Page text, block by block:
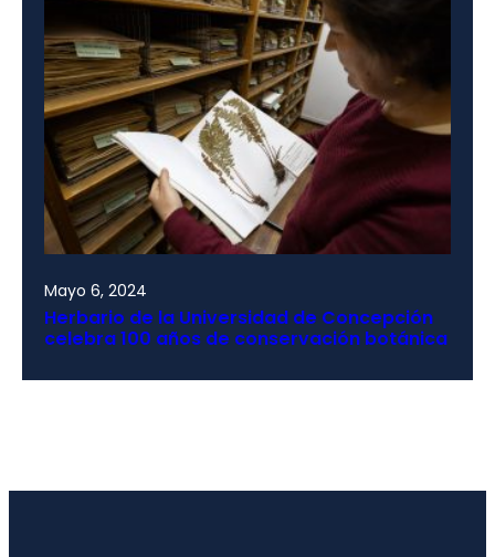
Mayo 6, 2024
Herbario de la Universidad de Concepción
celebra 100 años de conservación botánica